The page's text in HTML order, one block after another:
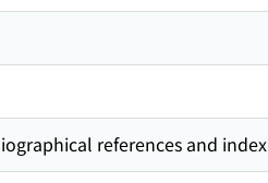
references and index